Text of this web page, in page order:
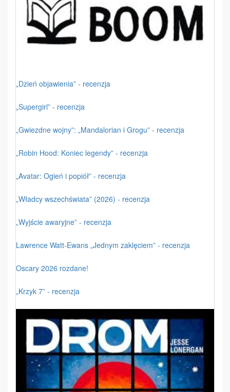
„Dzień objawienia” - recenzja
„Supergirl” - recenzja
„Gwiezdne wojny”: „Mandalorian i Grogu” - recenzja
„Robin Hood: Koniec legendy” - recenzja
„Avatar: Ogień i popiół” - recenzja
„Władcy wszechświata” (2026) - recenzja
„Wyjście awaryjne” - recenzja
Lawrence Watt-Ewans „Jednym zaklęciem” - recenzja
Oscary 2026 rozdane!
„Krzyk 7” - recenzja